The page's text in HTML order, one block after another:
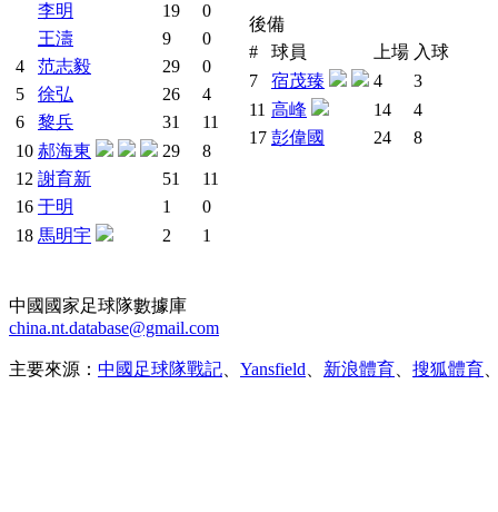
李明
19
0
王濤
9
0
4
范志毅 29
0
5
徐弘 26
4
6
黎兵 31
11
10 郝海東 29
8
12 謝育新 51
11
16 于明 1
0
18 馬明宇 2 1
後備
#
球員 上場 入球
7
宿茂臻 4
3
11 高峰 14
4
17 彭偉國 24 8
中國國家足球隊數據庫
china.nt.database@gmail.com
主要來源： 中國足球隊戰記 Yansfield 新浪體育 搜狐體育